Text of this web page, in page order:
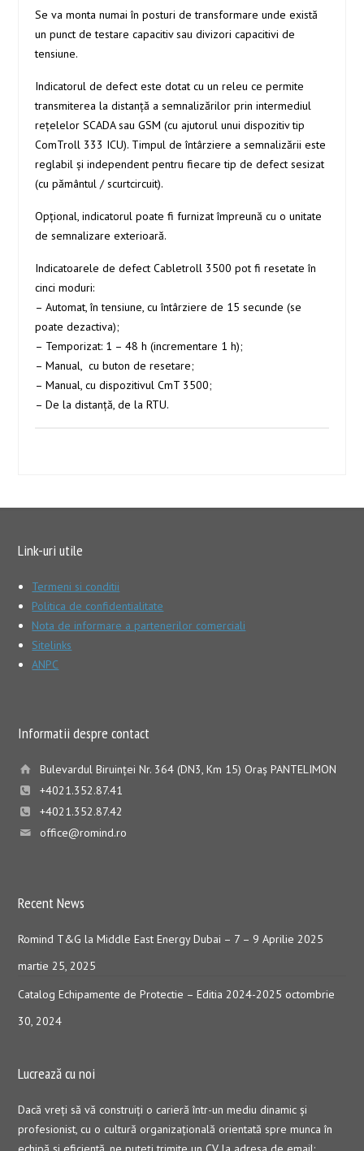
Se va monta numai în posturi de transformare unde există
un punct de testare capacitiv sau divizori capacitivi de
tensiune.
Indicatorul de defect este dotat cu un releu ce permite
transmiterea la distanţă a semnalizărilor prin intermediul
reţelelor SCADA sau GSM (cu ajutorul unui dispozitiv tip
ComTroll 333 ICU). Timpul de întârziere a semnalizării este
reglabil şi independent pentru fiecare tip de defect sesizat
(cu pământul / scurtcircuit).
Opţional, indicatorul poate fi furnizat împreună cu o unitate
de semnalizare exterioară.
Indicatoarele de defect Cabletroll 3500 pot fi resetate în
cinci moduri:
– Automat, în tensiune, cu întârziere de 15 secunde (se
poate dezactiva);
– Temporizat: 1 – 48 h (incrementare 1 h);
– Manual, cu buton de resetare;
– Manual, cu dispozitivul CmT 3500;
– De la distanţă, de la RTU.
Link-uri utile
Termeni si conditii
Politica de confidentialitate
Nota de informare a partenerilor comerciali
Sitelinks
ANPC
Informatii despre contact
Bulevardul Biruinţei Nr. 364 (DN3, Km 15) Oraş PANTELIMON
+4021.352.87.41
+4021.352.87.42
office@romind.ro
Recent News
Romind T&G la Middle East Energy Dubai – 7 – 9 Aprilie 2025
martie 25, 2025
Catalog Echipamente de Protectie – Editia 2024-2025 octombrie
30, 2024
Lucrează cu noi
Dacă vreţi să vă construiţi o carieră într-un mediu dinamic şi
profesionist, cu o cultură organizaţională orientată spre munca în